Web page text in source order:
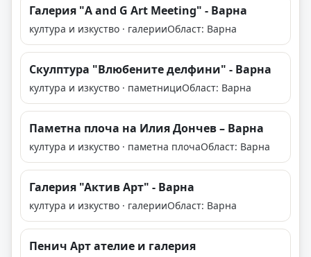
Галерия "A and G Art Meeting" - Варна
култура и изкуство · галерииОбласт: Варна
Скулптура "Влюбените делфини" - Варна
култура и изкуство · паметнициОбласт: Варна
Паметнa плоча на Илия Дончев – Варна
култура и изкуство · паметна плочаОбласт: Варна
Галерия "Актив Арт" - Варна
култура и изкуство · галерииОбласт: Варна
Пенич Арт ателие и галерия